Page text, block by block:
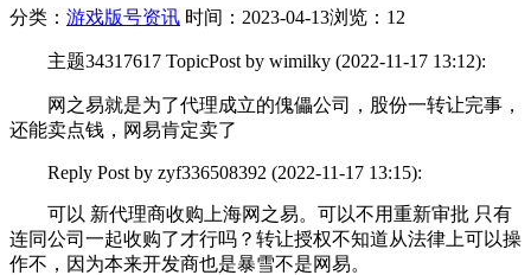
分类： 游戏版号资讯 时间：2023-04-13浏览：12
主题34317617 TopicPost by wimilky (2022-11-17 13:12):
网之易就是为了代理成立的傀儡公司，股份一转让完事，
还能卖点钱，网易肯定卖了
Reply Post by zyf336508392 (2022-11-17 13:15):
可以 新代理商收购上海网之易。可以不用重新审批 只有
连同公司一起收购了才行吗？转让授权不知道从法律上可以操
作不，因为本来开发商也是暴雪不是网易。